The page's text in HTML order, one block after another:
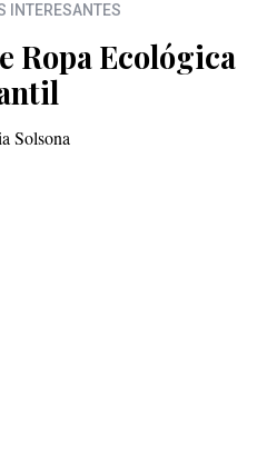
INTERESANTES
Ropa Ecológica
Solsona